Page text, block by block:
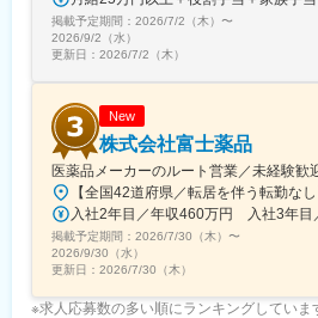
掲載予定期間： 2026/7/2（木） 〜
2026/9/2（水）
更新日： 2026/7/2（木）
New
株式会社富士薬品
医薬品メーカーのルート営業／未経験歓
入社2年目／年収460万円 入社3年目
掲載予定期間： 2026/7/30（木） 〜
2026/9/30（水）
更新日： 2026/7/30（木）
※求人応募数の多い順にランキングしていま